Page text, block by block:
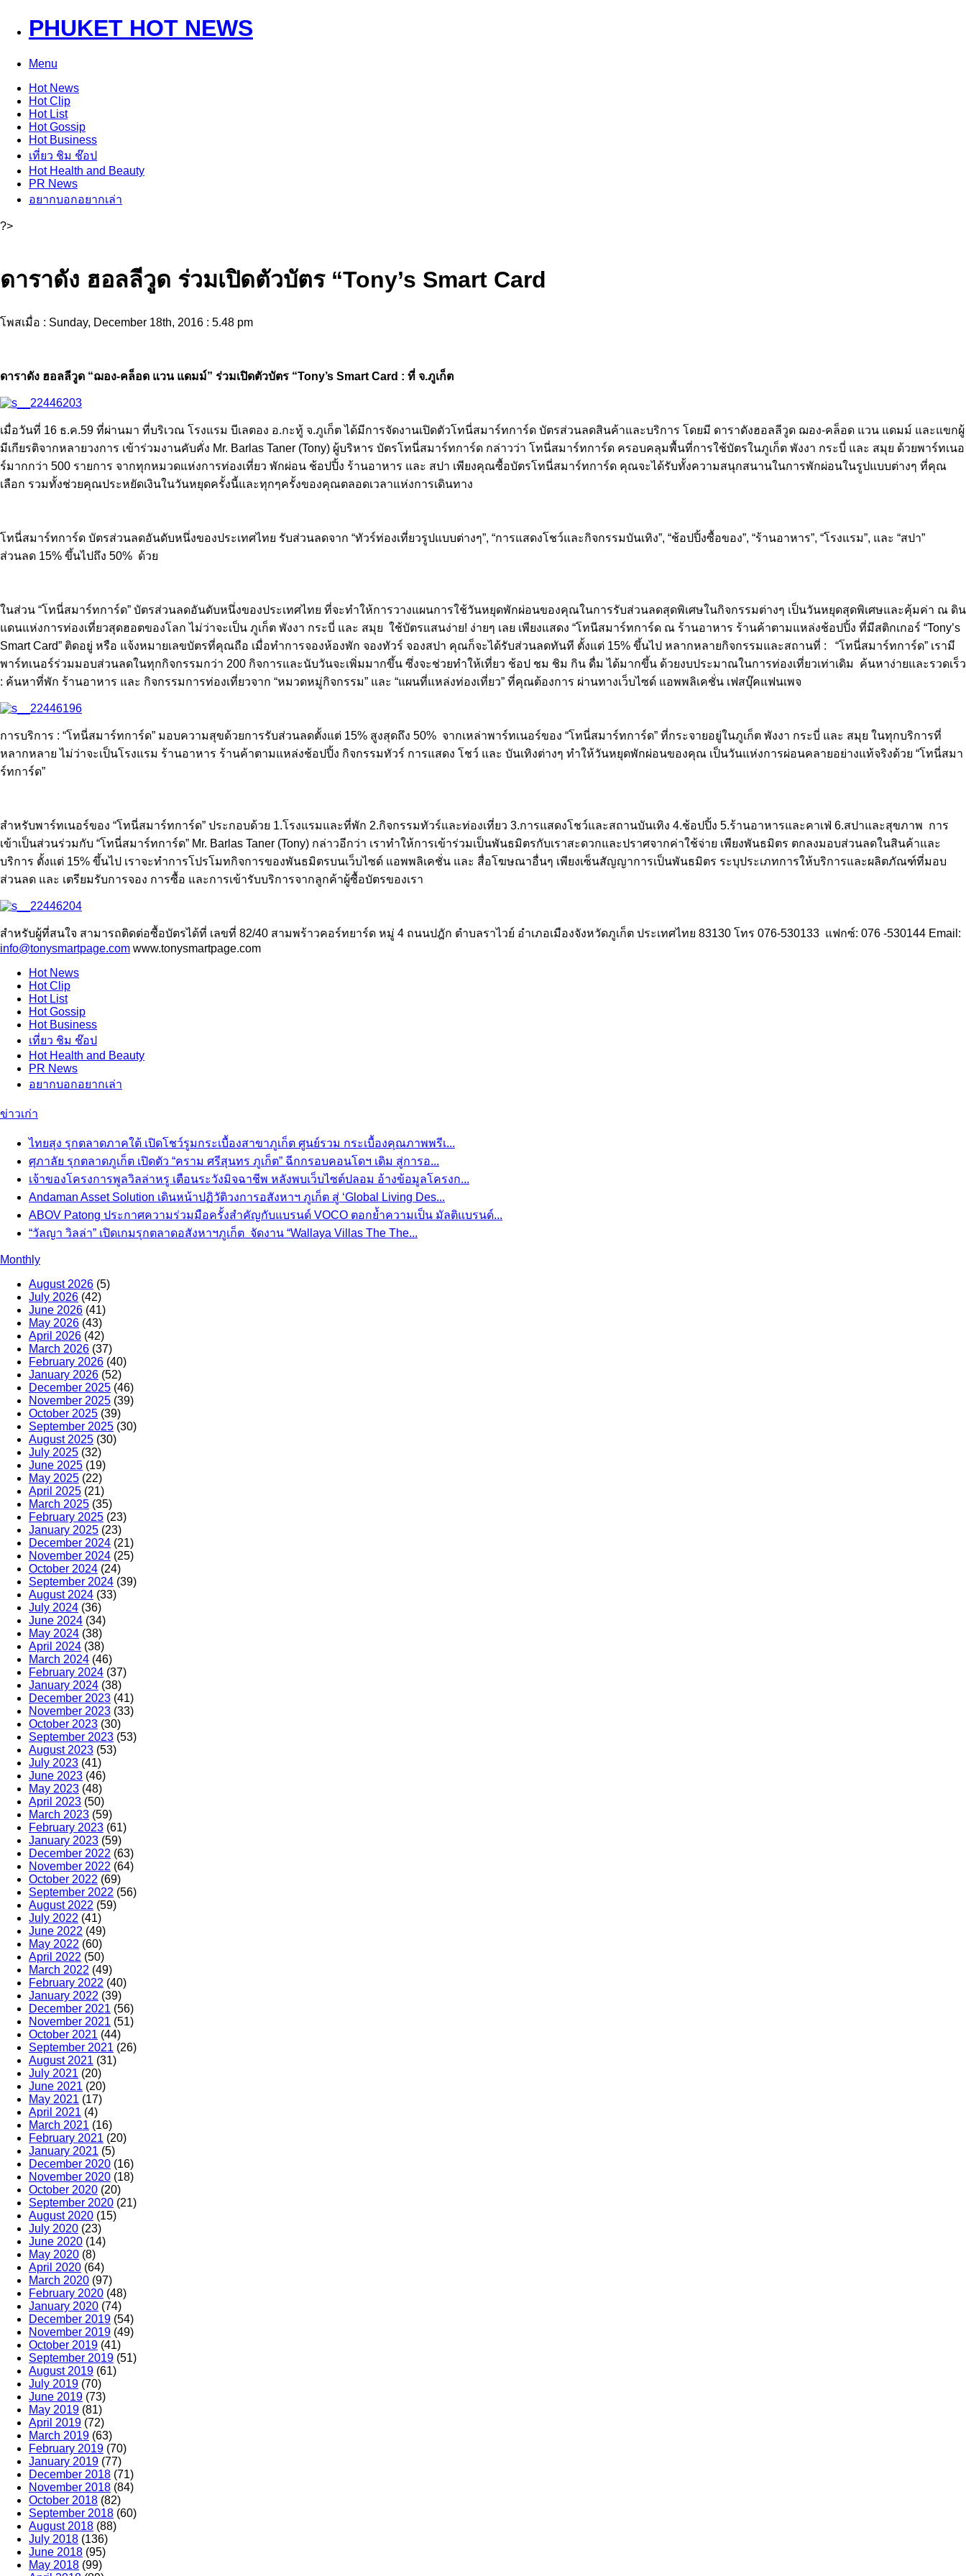
PHUKET HOT NEWS
Menu
HotNews
HotClip
HotList
HotGossip
HotBusiness
เที่ยว ชิม ช๊อป
HotHealth and Beauty
PR News
อยากบอกอยากเล่า
?>
ดาราดัง ฮอลลีวูด ร่วมเปิดตัวบัตร “Tony’s Smart Card
โพสเมื่อ : Sunday, December 18th, 2016 : 5.48 pm
ดาราดัง ฮอลลีวูด “ฌอง-คล็อด แวน แดมม์” ร่วมเปิดตัวบัตร “Tony’s Smart Card : ที่ จ.ภูเก็ต
เมื่อวันที่ 16 ธ.ค.59 ที่ผ่านมา ที่บริเวณ โรงแรม บีเลตอง อ.กะทู้ จ.ภูเก็ต ได้มีการจัดงานเปิดตัวโทนี่สมาร์ทการ์ด บัตรส่วนลดสินค้าและบริการ โดยมี ดาราดังฮอลลีวูด ฌอง-คล็อด แวน แดมม์ และแขกผู้
มีเกียรติจากหลายวงการ เข้าร่วมงานคับคั่ง Mr. Barlas Taner (Tony) ผู้บริหาร บัตรโทนี่สมาร์ทการ์ด กล่าวว่า โทนี่สมาร์ทการ์ด ครอบคลุมพื้นที่การใช้บัตรในภูเก็ต พังงา กระบี่ และ สมุย ด้วยพาร์ทเนอ
ร์มากกว่า 500 รายการ จากทุกหมวดแห่งการท่องเที่ยว พักผ่อน ช้อปปิ้ง ร้านอาหาร และ สปา เพียงคุณซื้อบัตรโทนี่สมาร์ทการ์ด คุณจะได้รับทั้งความสนุกสนานในการพักผ่อนในรูปแบบต่างๆ ที่คุณ
เลือก รวมทั้งช่วยคุณประหยัดเงินในวันหยุดครั้งนี้และทุกๆครั้งของคุณตลอดเวลาแห่งการเดินทาง
โทนี่สมาร์ทการ์ด บัตรส่วนลดอันดับหนึ่งของประเทศไทย รับส่วนลดจาก “ทัวร์ท่องเที่ยวรูปแบบต่างๆ”, “การแสดงโชว์และกิจกรรมบันเทิง”, “ช้อปปิ้งซื้อของ”, “ร้านอาหาร”, “โรงแรม”, และ “สปา”
ส่วนลด 15% ขึ้นไปถึง 50% ด้วย
ในส่วน “โทนี่สมาร์ทการ์ด” บัตรส่วนลดอันดับหนึ่งของประเทศไทย ที่จะทำให้การวางแผนการใช้วันหยุดพักผ่อนของคุณในการรับส่วนลดสุดพิเศษในกิจกรรมต่างๆ เป็นวันหยุดสุดพิเศษและคุ้มค่า ณ ดิน
แดนแห่งการท่องเที่ยวสุดฮอตของโลก ไม่ว่าจะเป็น ภูเก็ต พังงา กระบี่ และ สมุย ใช้บัตรแสนง่าย! ง่ายๆ เลย เพียงแสดง “โทนีสมาร์ทการ์ด ณ ร้านอาหาร ร้านค้าตามแหล่งช้อปปิ้ง ที่มีสติกเกอร์ “Tony’s
Smart Card” ติดอยู่ หรือ แจ้งหมายเลขบัตรที่คุณถือ เมื่อทำการจองห้องพัก จองทัวร์ จองสปา คุณก็จะได้รับส่วนลดทันที ตั้งแต่ 15% ขึ้นไป หลากหลายกิจกรรมและสถานที่ : “โทนี่สมาร์ทการ์ด” เรามี
พาร์ทเนอร์ร่วมมอบส่วนลดในทุกกิจกรรมกว่า 200 กิจการและนับวันจะเพิ่มมากขึ้น ซึ่งจะช่วยทำให้เที่ยว ช้อป ชม ชิม กิน ดื่ม ได้มากขึ้น ด้วยงบประมาณในการท่องเที่ยวเท่าเดิม ค้นหาง่ายและรวดเร็ว
: ค้นหาที่พัก ร้านอาหาร และ กิจกรรมการท่องเที่ยวจาก “หมวดหมู่กิจกรรม” และ “แผนที่แหล่งท่องเที่ยว” ที่คุณต้องการ ผ่านทางเว็บไซด์ แอพพลิเคชั่น เฟสบุ๊คแฟนเพจ
การบริการ : “โทนี่สมาร์ทการ์ด” มอบความสุขด้วยการรับส่วนลดตั้งแต่ 15% สูงสุดถึง 50% จากเหล่าพาร์ทเนอร์ของ “โทนี่สมาร์ทการ์ด” ที่กระจายอยู่ในภูเก็ต พังงา กระบี่ และ สมุย ในทุกบริการที่
หลากหลาย ไม่ว่าจะเป็นโรงแรม ร้านอาหาร ร้านค้าตามแหล่งช้อปปิ้ง กิจกรรมทัวร์ การแสดง โชว์ และ บันเทิงต่างๆ ทำให้วันหยุดพักผ่อนของคุณ เป็นวันแห่งการผ่อนคลายอย่างแท้จริงด้วย “โทนี่สมา
ร์ทการ์ด”
สำหรับพาร์ทเนอร์ของ “โทนี่สมาร์ทการ์ด” ประกอบด้วย 1.โรงแรมและที่พัก 2.กิจกรรมทัวร์และท่องเที่ยว 3.การแสดงโชว์และสถานบันเทิง 4.ช้อปปิ้ง 5.ร้านอาหารและคาเฟ่ 6.สปาและสุขภาพ การ
เข้าเป็นส่วนร่วมกับ “โทนี่สมาร์ทการ์ด” Mr. Barlas Taner (Tony) กล่าวอีกว่า เราทำให้การเข้าร่วมเป็นพันธมิตรกับเราสะดวกและปราศจากค่าใช้จ่าย เพียงพันธมิตร ตกลงมอบส่วนลดในสินค้าและ
บริการ ตั้งแต่ 15% ขึ้นไป เราจะทำการโปรโมทกิจการของพันธมิตรบนเว็บไซด์ แอพพลิเคชั่น และ สื่อโฆษณาอื่นๆ เพียงเซ็นสัญญาการเป็นพันธมิตร ระบุประเภทการให้บริการและผลิตภัณฑ์ที่มอบ
ส่วนลด และ เตรียมรับการจอง การซื้อ และการเข้ารับบริการจากลูกค้าผู้ซื้อบัตรของเรา
สำหรับผู้ที่สนใจ สามารถติดต่อซื้อบัตรได้ที่ เลขที่ 82/40 สามพร้าวคอร์ทยาร์ด หมู่ 4 ถนนปฎัก ตำบลราไวย์ อำเภอเมืองจังหวัดภูเก็ต ประเทศไทย 83130 โทร 076-530133 แฟกซ์: 076 -530144 Email:
info@tonysmartpage.com www.tonysmartpage.com
HotNews
HotClip
HotList
HotGossip
HotBusiness
เที่ยว ชิม ช๊อป
HotHealth and Beauty
PR News
อยากบอกอยากเล่า
ข่าวเก่า
ไทยสุง รุกตลาดภาคใต้ เปิดโชว์รูมกระเบื้องสาขาภูเก็ต ศูนย์รวม กระเบื้องคุณภาพพรีเ...
ศุภาลัย รุกตลาดภูเก็ต เปิดตัว “คราม ศรีสุนทร ภูเก็ต” ฉีกกรอบคอนโดฯ เดิม สู่การอ...
เจ้าของโครงการพูลวิลล่าหรู เตือนระวังมิจฉาชีพ หลังพบเว็บไซต์ปลอม อ้างข้อมูลโครงก...
Andaman Asset Solution เดินหน้าปฏิวัติวงการอสังหาฯ ภูเก็ต สู่ ‘Global Living Des...
ABOV Patong ประกาศความร่วมมือครั้งสำคัญกับแบรนด์ VOCO ตอกย้ำความเป็น มัลติแบรนด์...
“วัลญา วิลล่า” เปิดเกมรุกตลาดอสังหาฯภูเก็ต จัดงาน “Wallaya Villas The The...
Monthly
August 2026 (5)
July 2026 (42)
June 2026 (41)
May 2026 (43)
April 2026 (42)
March 2026 (37)
February 2026 (40)
January 2026 (52)
December 2025 (46)
November 2025 (39)
October 2025 (39)
September 2025 (30)
August 2025 (30)
July 2025 (32)
June 2025 (19)
May 2025 (22)
April 2025 (21)
March 2025 (35)
February 2025 (23)
January 2025 (23)
December 2024 (21)
November 2024 (25)
October 2024 (24)
September 2024 (39)
August 2024 (33)
July 2024 (36)
June 2024 (34)
May 2024 (38)
April 2024 (38)
March 2024 (46)
February 2024 (37)
January 2024 (38)
December 2023 (41)
November 2023 (33)
October 2023 (30)
September 2023 (53)
August 2023 (53)
July 2023 (41)
June 2023 (46)
May 2023 (48)
April 2023 (50)
March 2023 (59)
February 2023 (61)
January 2023 (59)
December 2022 (63)
November 2022 (64)
October 2022 (69)
September 2022 (56)
August 2022 (59)
July 2022 (41)
June 2022 (49)
May 2022 (60)
April 2022 (50)
March 2022 (49)
February 2022 (40)
January 2022 (39)
December 2021 (56)
November 2021 (51)
October 2021 (44)
September 2021 (26)
August 2021 (31)
July 2021 (20)
June 2021 (20)
May 2021 (17)
April 2021 (4)
March 2021 (16)
February 2021 (20)
January 2021 (5)
December 2020 (16)
November 2020 (18)
October 2020 (20)
September 2020 (21)
August 2020 (15)
July 2020 (23)
June 2020 (14)
May 2020 (8)
April 2020 (64)
March 2020 (97)
February 2020 (48)
January 2020 (74)
December 2019 (54)
November 2019 (49)
October 2019 (41)
September 2019 (51)
August 2019 (61)
July 2019 (70)
June 2019 (73)
May 2019 (81)
April 2019 (72)
March 2019 (63)
February 2019 (70)
January 2019 (77)
December 2018 (71)
November 2018 (84)
October 2018 (82)
September 2018 (60)
August 2018 (88)
July 2018 (136)
June 2018 (95)
May 2018 (99)